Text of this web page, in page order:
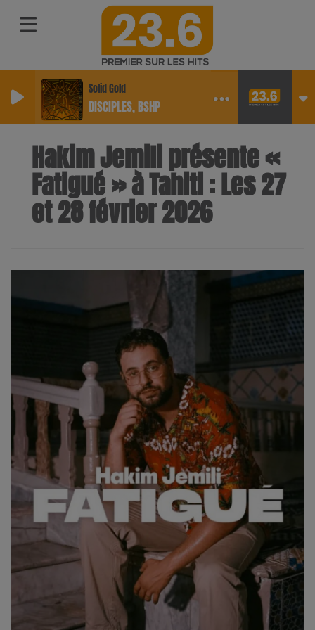
Solid Gold
DISCIPLES, BSHP
Hakim Jemili présente «
Fatigué » à Tahiti : Les 27
et 28 février 2026